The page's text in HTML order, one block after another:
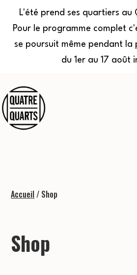
L'été prend ses quartiers au
Pour le programme complet
se poursuit même pendant la
du 1er au 17 août
au
contenu
Accueil/ Shop
Shop